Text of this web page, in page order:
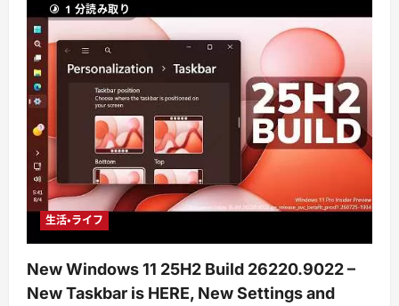
1 分読み取り
生活・ライフ
New Windows 11 25H2 Build 26220.9022 –
New Taskbar is HERE, New Settings and